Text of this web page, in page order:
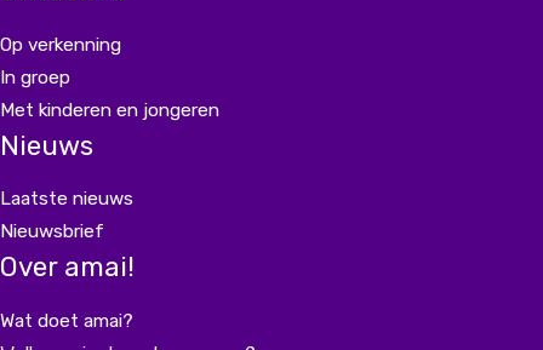
Op verkenning
In groep
Met kinderen en jongeren
Nieuws
Laatste nieuws
Nieuwsbrief
Over amai!
Wat doet amai?